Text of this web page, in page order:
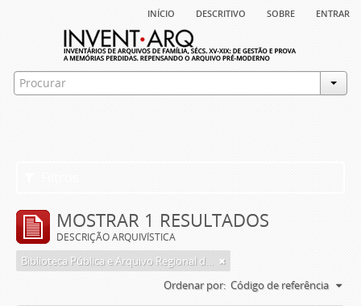
início descritivo sobre entrar
MOSTRAR 1 RESULTADOS
DESCRIÇÃO ARQUIVÍSTICA
Biblioteca Pública e Arquivo Regional de Ponta Delgada
Ordenar por: Código de referência